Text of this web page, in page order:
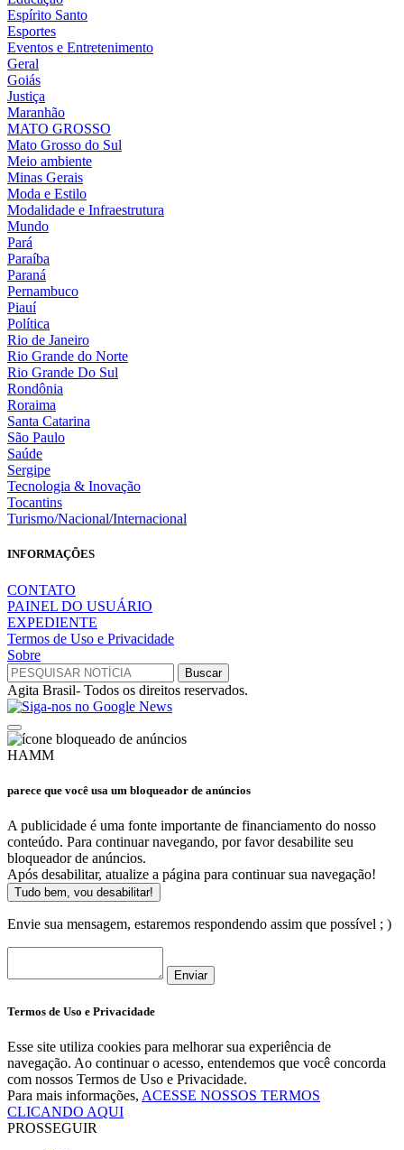
Espírito Santo
Esportes
Eventos e Entretenimento
Geral
Goiás
Justiça
Maranhão
MATO GROSSO
Mato Grosso do Sul
Meio ambiente
Minas Gerais
Moda e Estilo
Modalidade e Infraestrutura
Mundo
Pará
Paraíba
Paraná
Pernambuco
Piauí
Política
Rio de Janeiro
Rio Grande do Norte
Rio Grande Do Sul
Rondônia
Roraima
Santa Catarina
São Paulo
Saúde
Sergipe
Tecnologia & Inovação
Tocantins
Turismo/Nacional/Internacional
INFORMAÇÕES
CONTATO
PAINEL DO USUÁRIO
EXPEDIENTE
Termos de Uso e Privacidade
Sobre
Agita Brasil- Todos os direitos reservados.
HAMM
parece que você usa um bloqueador de anúncios
A publicidade é uma fonte importante de financiamento do nosso
conteúdo. Para continuar navegando, por favor desabilite seu
bloqueador de anúncios.
Após desabilitar, atualize a página para continuar sua navegação!
Tudo bem, vou desabilitar!
Envie sua mensagem, estaremos respondendo assim que possível ; )
Enviar
Termos de Uso e Privacidade
Esse site utiliza cookies para melhorar sua experiência de
navegação. Ao continuar o acesso, entendemos que você concorda
com nossos Termos de Uso e Privacidade.
Para mais informações, ACESSE NOSSOS TERMOS
CLICANDO AQUI
PROSSEGUIR